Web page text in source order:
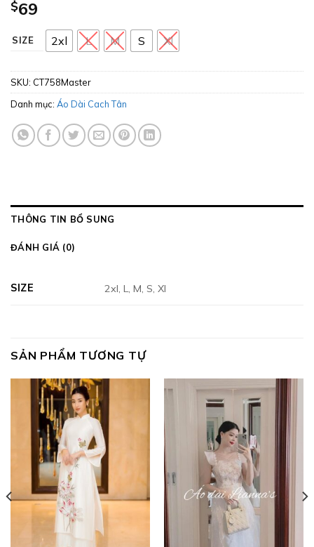
$69
SIZE 2xl L M S Xl
SKU: CT758Master
Danh mục: Áo Dài Cach Tân
THÔNG TIN BỔ SUNG
ĐÁNH GIÁ (0)
SIZE 2xl, L, M, S, Xl
SẢN PHẨM TƯƠNG TỰ